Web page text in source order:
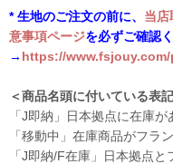
* 生地のご注文の前に、 当店
意事項ページを必ずご確認く
→ https://www.fsjouy.com/
＜商品名頭に付いている表
「J即納」日本拠点に在庫が
「移動中」在庫商品がフラ
「J即納/F在庫」日本拠点